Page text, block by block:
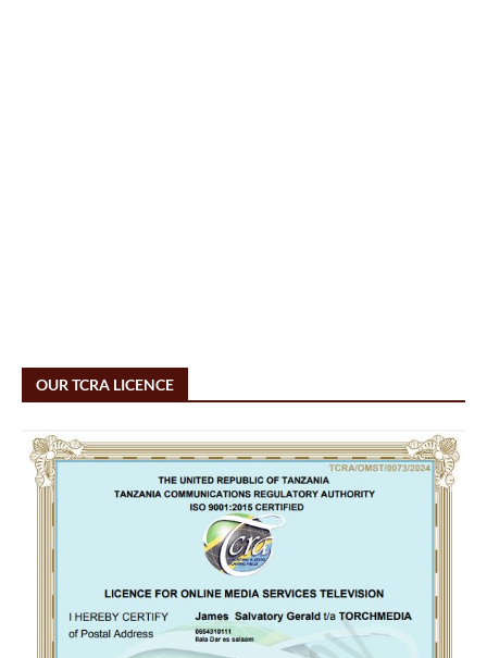
OUR TCRA LICENCE